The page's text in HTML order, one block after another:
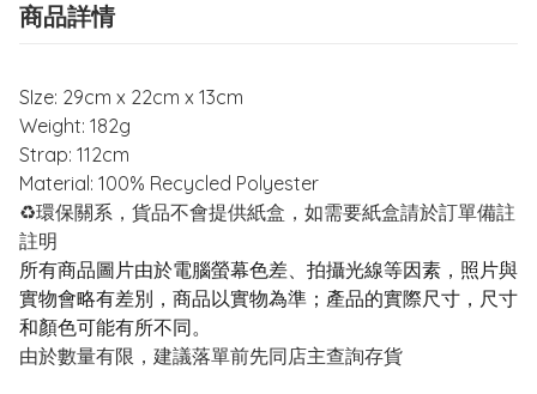
商品詳情
SIze: 29cm x 22cm x 13cm
Weight: 182g
Strap: 112cm
Material: 100% Recycled Polyester
♻️環保關系，貨品不會提供紙盒，如需要紙盒請於訂單備註
註明
所有商品圖片由於電腦螢幕色差、拍攝光線等因素，照片與
實物會略有差別，商品以實物為準；產品的實際尺寸，尺寸
和顏色可能有所不同。
由於數量有限，建議落單前先同店主查詢存貨